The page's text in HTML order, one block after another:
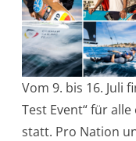
Vom 9. bis 16. Juli
Test Event“ für
statt. Pro Nation